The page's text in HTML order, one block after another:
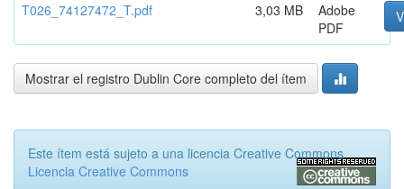
T026_74127472_T.pdf
3,03 MB
Adobe
PDF
Mostrar el registro Dublin Core completo del ítem
Este ítem está sujeto a una licencia Creative Commons
Licencia Creative Commons